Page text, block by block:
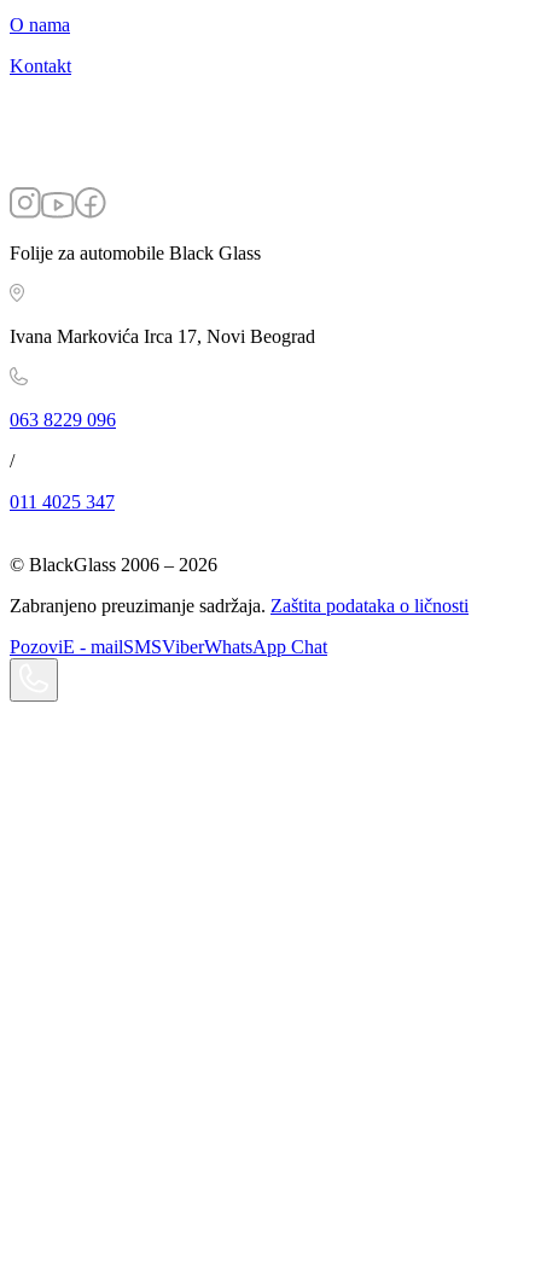
O nama
Kontakt
Folije za automobile Black Glass
Ivana Markovića Irca 17, Novi Beograd
063 8229 096
/
011 4025 347
© BlackGlass 2006 – 2026
Zabranjeno preuzimanje sadržaja. Zaštita podataka o ličnosti
PozoviE - mailSMSViberWhatsApp Chat